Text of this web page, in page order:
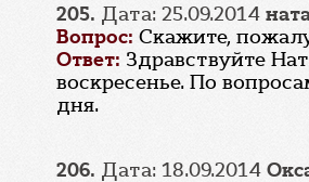
205. Дата: 25.09.2014
Вопрос: Скажите,
Ответ: Здравствуйте
воскресенье. По
дня.
206. Дата: 18.09.2014